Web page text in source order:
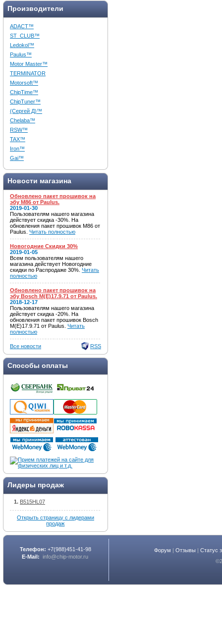
Производители
ADACT™
ST_CLUB™
Ledokol™
Paulus™
Motor Master™
TERMINATOR
Motorsoft™
ChipTime™
ChipTuner™
(Сергей Д)™
Chelaba™
RSW™
TAX™
Iron™
Gai™
Новости магазина
Обновлено пакет прошивок на
эбу M86 от Paulus.
2019-01-30
Пользователям нашего магазина
действует скидка -30%. На
обновления пакет прошивок M86 от
Paulus. Читать полностью
Новогодние Скидки 30%
2019-01-05
Всем пользователям нашего
магазина действует Новогодние
скидки по Распродаже 30%. Читать
полностью
Обновлено пакет прошивок на
эбу Bosch M(E)17.9.71 от Paulus.
2018-12-17
Пользователям нашего магазина
действует скидка -20%. На
обновления пакет прошивок Bosch
M(E)17.9.71 от Paulus. Читать
полностью
Все новости RSS
Способы оплаты
Лидеры продаж
B515HL07
Открыть страницу с лидерами
продаж
Телефон: +7(988)451-41-98
E-Mail: info@chip-motor.ru
Форум |Отзывы |Статус